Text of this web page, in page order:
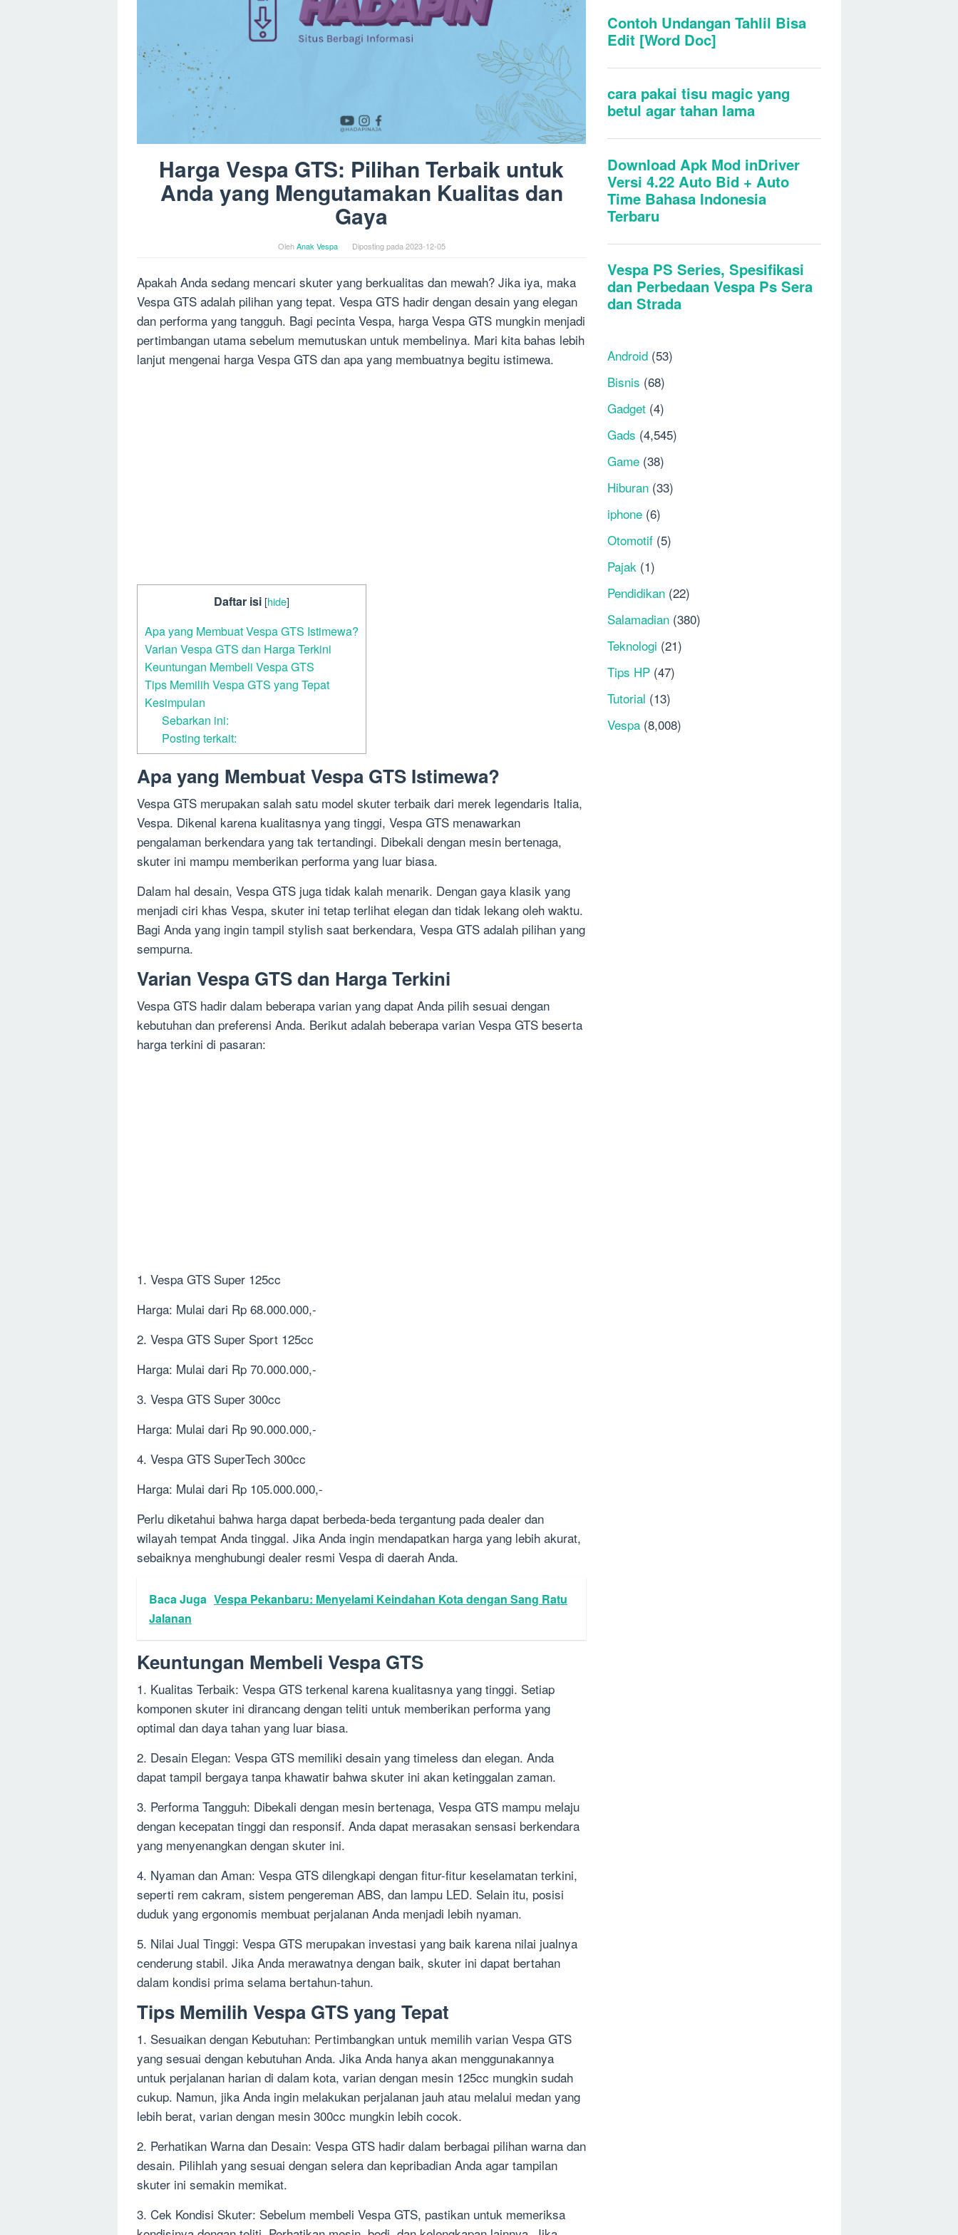
Harga Vespa GTS: Pilihan Terbaik untuk
Anda yang Mengutamakan Kualitas dan
Gaya
OlehAnak Vespa Diposting pada2023-12-05
Apakah Anda sedang mencari skuter yang berkualitas dan mewah? Jika iya, maka
Vespa GTS adalah pilihan yang tepat. Vespa GTS hadir dengan desain yang elegan
dan performa yang tangguh. Bagi pecinta Vespa, harga Vespa GTS mungkin menjadi
pertimbangan utama sebelum memutuskan untuk membelinya. Mari kita bahas lebih
lanjut mengenai harga Vespa GTS dan apa yang membuatnya begitu istimewa.
Daftar isi [hide]
Apa yang Membuat Vespa GTS Istimewa?
Varian Vespa GTS dan Harga Terkini
Keuntungan Membeli Vespa GTS
Tips Memilih Vespa GTS yang Tepat
Kesimpulan
Sebarkan ini:
Posting terkait:
Apa yang Membuat Vespa GTS Istimewa?
Vespa GTS merupakan salah satu model skuter terbaik dari merek legendaris Italia,
Vespa. Dikenal karena kualitasnya yang tinggi, Vespa GTS menawarkan
pengalaman berkendara yang tak tertandingi. Dibekali dengan mesin bertenaga,
skuter ini mampu memberikan performa yang luar biasa.
Dalam hal desain, Vespa GTS juga tidak kalah menarik. Dengan gaya klasik yang
menjadi ciri khas Vespa, skuter ini tetap terlihat elegan dan tidak lekang oleh waktu.
Bagi Anda yang ingin tampil stylish saat berkendara, Vespa GTS adalah pilihan yang
sempurna.
Varian Vespa GTS dan Harga Terkini
Vespa GTS hadir dalam beberapa varian yang dapat Anda pilih sesuai dengan
kebutuhan dan preferensi Anda. Berikut adalah beberapa varian Vespa GTS beserta
harga terkini di pasaran:
1. Vespa GTS Super 125cc
Harga: Mulai dari Rp 68.000.000,-
2. Vespa GTS Super Sport 125cc
Harga: Mulai dari Rp 70.000.000,-
3. Vespa GTS Super 300cc
Harga: Mulai dari Rp 90.000.000,-
4. Vespa GTS SuperTech 300cc
Harga: Mulai dari Rp 105.000.000,-
Perlu diketahui bahwa harga dapat berbeda-beda tergantung pada dealer dan
wilayah tempat Anda tinggal. Jika Anda ingin mendapatkan harga yang lebih akurat,
sebaiknya menghubungi dealer resmi Vespa di daerah Anda.
Baca Juga Vespa Pekanbaru: Menyelami Keindahan Kota dengan Sang Ratu
Jalanan
Keuntungan Membeli Vespa GTS
1. Kualitas Terbaik: Vespa GTS terkenal karena kualitasnya yang tinggi. Setiap
komponen skuter ini dirancang dengan teliti untuk memberikan performa yang
optimal dan daya tahan yang luar biasa.
2. Desain Elegan: Vespa GTS memiliki desain yang timeless dan elegan. Anda
dapat tampil bergaya tanpa khawatir bahwa skuter ini akan ketinggalan zaman.
3. Performa Tangguh: Dibekali dengan mesin bertenaga, Vespa GTS mampu melaju
dengan kecepatan tinggi dan responsif. Anda dapat merasakan sensasi berkendara
yang menyenangkan dengan skuter ini.
4. Nyaman dan Aman: Vespa GTS dilengkapi dengan fitur-fitur keselamatan terkini,
seperti rem cakram, sistem pengereman ABS, dan lampu LED. Selain itu, posisi
duduk yang ergonomis membuat perjalanan Anda menjadi lebih nyaman.
5. Nilai Jual Tinggi: Vespa GTS merupakan investasi yang baik karena nilai jualnya
cenderung stabil. Jika Anda merawatnya dengan baik, skuter ini dapat bertahan
dalam kondisi prima selama bertahun-tahun.
Tips Memilih Vespa GTS yang Tepat
1. Sesuaikan dengan Kebutuhan: Pertimbangkan untuk memilih varian Vespa GTS
yang sesuai dengan kebutuhan Anda. Jika Anda hanya akan menggunakannya
untuk perjalanan harian di dalam kota, varian dengan mesin 125cc mungkin sudah
cukup. Namun, jika Anda ingin melakukan perjalanan jauh atau melalui medan yang
lebih berat, varian dengan mesin 300cc mungkin lebih cocok.
2. Perhatikan Warna dan Desain: Vespa GTS hadir dalam berbagai pilihan warna dan
desain. Pilihlah yang sesuai dengan selera dan kepribadian Anda agar tampilan
skuter ini semakin memikat.
3. Cek Kondisi Skuter: Sebelum membeli Vespa GTS, pastikan untuk memeriksa
Android (53)
Bisnis (68)
Gadget (4)
Gads (4,545)
Game (38)
Hiburan (33)
iphone (6)
Otomotif (5)
Pajak (1)
Pendidikan (22)
Salamadian (380)
Teknologi (21)
Tips HP (47)
Tutorial (13)
Vespa (8,008)